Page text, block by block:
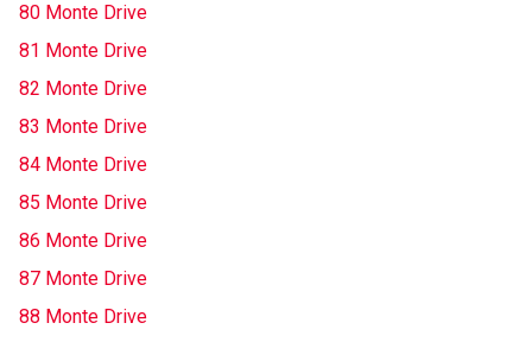
80 Monte Drive
81 Monte Drive
82 Monte Drive
83 Monte Drive
84 Monte Drive
85 Monte Drive
86 Monte Drive
87 Monte Drive
88 Monte Drive